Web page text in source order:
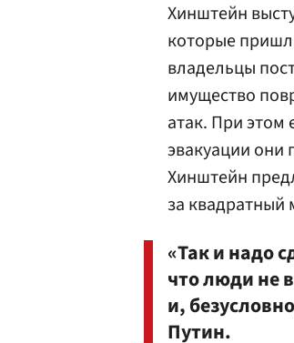
Хинштейн
которые
владельцы
имущество
атак. При этом
эвакуации они
Хинштейн
за квадратный
«Так и надо
что люди не
и,
Путин.